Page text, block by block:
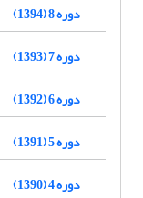
دوره 8 (1394)
دوره 7 (1393)
دوره 6 (1392)
دوره 5 (1391)
دوره 4 (1390)